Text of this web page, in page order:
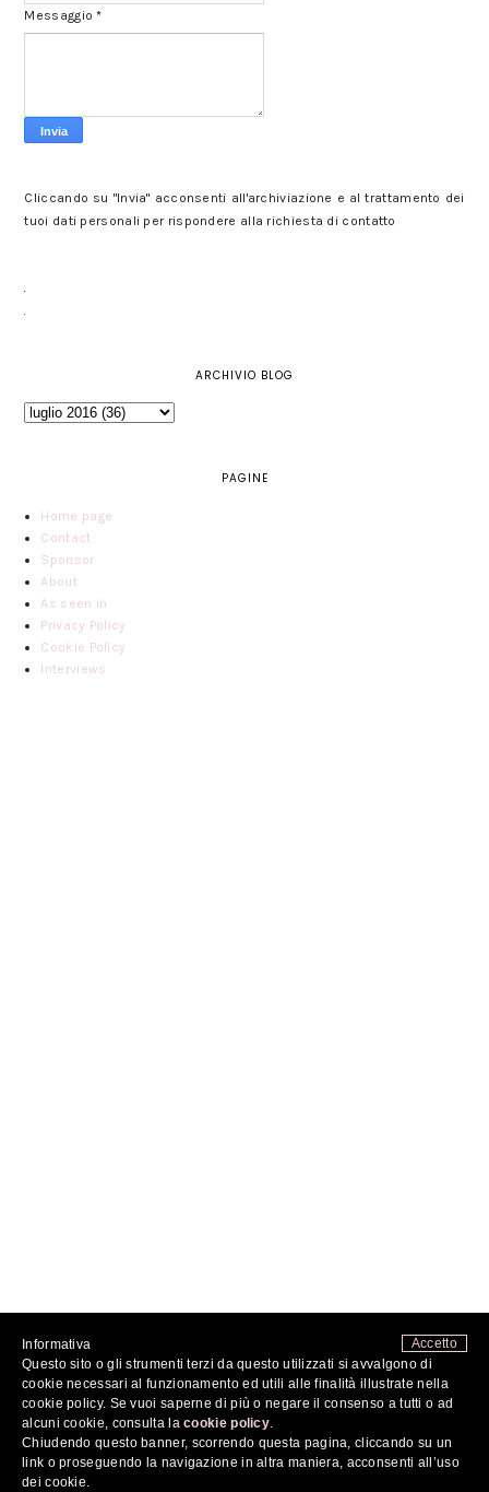
Messaggio*
Cliccando su "Invia" acconsenti all'archiviazione e al trattamento dei
tuoi dati personali per rispondere alla richiesta di contatto
ARCHIVIO BLOG
PAGINE
Home page
Contact
Sponsor
About
As seen in
Privacy Policy
Cookie Policy
Interviews
FOLLOW ME
2026 ©COSA MI METTO???DI FABRIZIA SPINELLI - TUTTI I DIRITTI RISERVATI - P.IVA
07676731214
PRIVACY POLICY| COOKIE POLICY
Accetto
Informativa
Questo sito o gli strumenti terzi da questo utilizzati si avvalgono di
cookie necessari al funzionamento ed utili alle finalità illustrate nella
cookie policy. Se vuoi saperne di più o negare il consenso a tutti o ad
alcuni cookie, consulta lacookie policy.
Chiudendo questo banner, scorrendo questa pagina, cliccando su un
link o proseguendo la navigazione in altra maniera, acconsenti all’uso
dei cookie.